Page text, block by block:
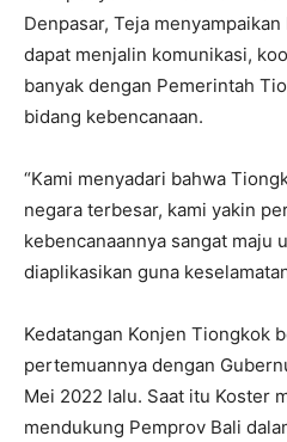
Denpasar, Teja
dapat menjalin komunikasi,
banyak dengan Pemerintah
bidang kebencanaan.
“Kami menyadari bahwa
negara terbesar, kami yakin
kebencanaannya sangat maju
diaplikasikan guna
Kedatangan Konjen Tiongkok
pertemuannya dengan
Mei 2022 lalu. Saat itu Koster
mendukung Pemprov Bali